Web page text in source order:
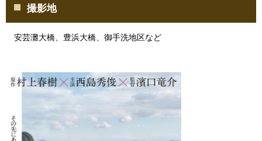
撮影地
安芸灘大橋、豊浜大橋、御手洗地区など